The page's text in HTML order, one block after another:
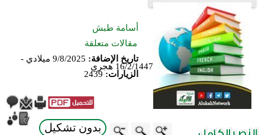
أسامة طبش
مقالات متعلقة
تاريخ الإضافة:
9/8/2025 ميلادي -
16/2/1447 هجري
الزيارات: 2439
بدون تشكيل